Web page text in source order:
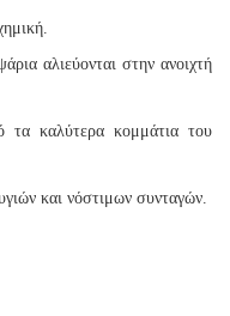
αλιεύονται στην ανοιχτή
τα καλύτερα κομμάτια του
και νόστιμων συνταγών.